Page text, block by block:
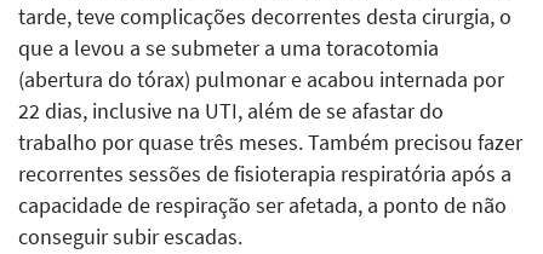
tarde, teve complicações decorrentes desta cirurgia, o
que a levou a se submeter a uma toracotomia
(abertura do tórax) pulmonar e acabou internada por
22 dias, inclusive na UTI, além de se afastar do
trabalho por quase três meses. Também precisou fazer
recorrentes sessões de fisioterapia respiratória após a
capacidade de respiração ser afetada, a ponto de não
conseguir subir escadas.